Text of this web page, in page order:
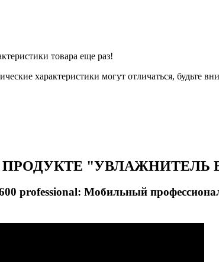
товара еще раз!
характеристики могут отличаться, будьте
"УВЛАЖНИТЕЛЬ
professional: Мобильный